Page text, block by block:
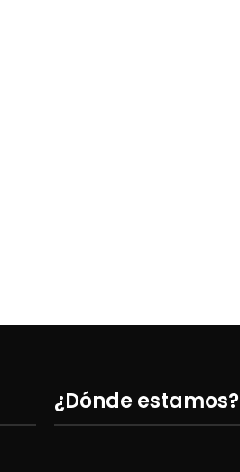
¿Dónde estamos?